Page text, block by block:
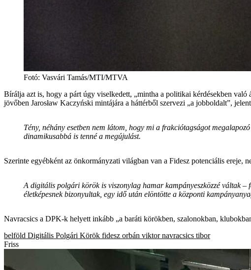
Fotó: Vasvári Tamás/MTI/MTVA
Bírálja azt is, hogy a párt úgy viselkedett, „mintha a politikai kérdésekben
jövőben Jarosław Kaczyński mintájára a háttérből szervezi „a jobboldalt”,
Tény, néhány esetben nem látom, hogy mi a frakciótagságot
dinamikusabbá is tenné a megújulást.
Szerinte egyébként az önkormányzati világban van a Fidesz potenciális
A digitális polgári körök is viszonylag hamar kampányeszközzé váltak
életképesnek bizonyultak, egy idő után elöntötte a központi
Navracsics a DPK-k helyett inkább „a baráti körökben, szalonokban,
belföld Digitális Polgári Körök fidesz orbán viktor navracsics tibor
Friss